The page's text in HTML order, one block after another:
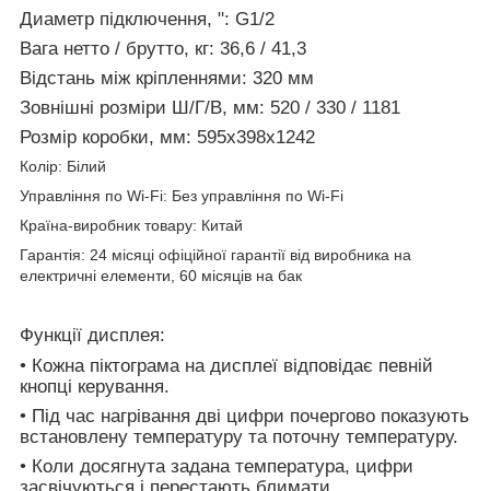
Диаметр підключення, ": G1/2
Вага нетто / брутто, кг: 36,6 / 41,3
Відстань між кріпленнями: 320 мм
Зовнішні розміри Ш/Г/В, мм: 520 / 330 / 1181
Розмір коробки, мм: 595x398х1242
Колір: Білий
Управління по Wi-Fi: Без управління по Wi-Fi
Країна-виробник товару: Китай
Гарантія: 24 місяці офіційної гарантії від виробника на
електричні елементи, 60 місяців на бак
Функції дисплея:
• Кожна піктограма на дисплеї відповідає певній
кнопці керування.
• Під час нагрівання дві цифри почергово показують
встановлену температуру та поточну температуру.
• Коли досягнута задана температура, цифри
засвічуються і перестають блимати.